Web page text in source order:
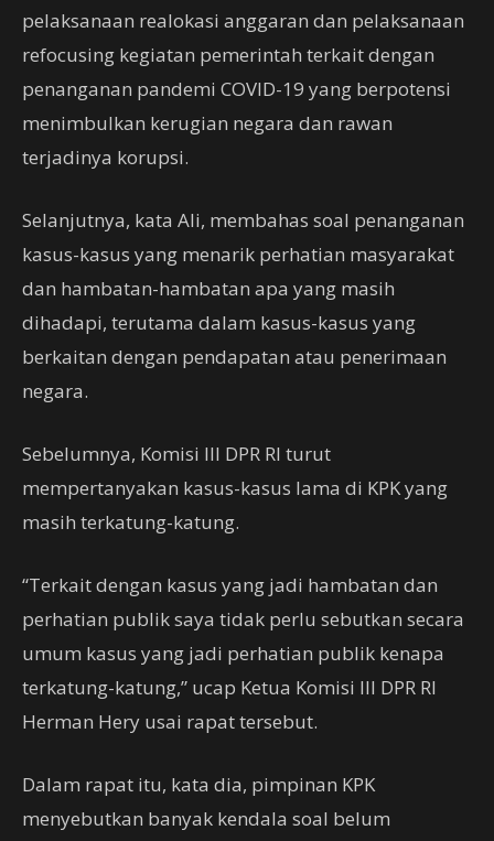
pelaksanaan realokasi anggaran dan pelaksanaan
refocusing kegiatan pemerintah terkait dengan
penanganan pandemi COVID-19 yang berpotensi
menimbulkan kerugian negara dan rawan
terjadinya korupsi.
Selanjutnya, kata Ali, membahas soal penanganan
kasus-kasus yang menarik perhatian masyarakat
dan hambatan-hambatan apa yang masih
dihadapi, terutama dalam kasus-kasus yang
berkaitan dengan pendapatan atau penerimaan
negara.
Sebelumnya, Komisi III DPR RI turut
mempertanyakan kasus-kasus lama di KPK yang
masih terkatung-katung.
“Terkait dengan kasus yang jadi hambatan dan
perhatian publik saya tidak perlu sebutkan secara
umum kasus yang jadi perhatian publik kenapa
terkatung-katung,” ucap Ketua Komisi III DPR RI
Herman Hery usai rapat tersebut.
Dalam rapat itu, kata dia, pimpinan KPK
menyebutkan banyak kendala soal belum